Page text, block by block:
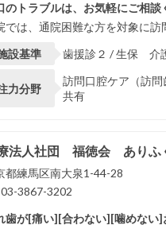
のトラブルは、お気軽にご相談
では、通院困難な方を対象に
設基準
歯援診２ / 生保 介
力分野
訪問口腔ケア（訪
共有
法人社団 福徳会 ありふ
都練馬区南大泉1-44-28
03-3867-3202
歯が[痛い][合わない][噛めない]